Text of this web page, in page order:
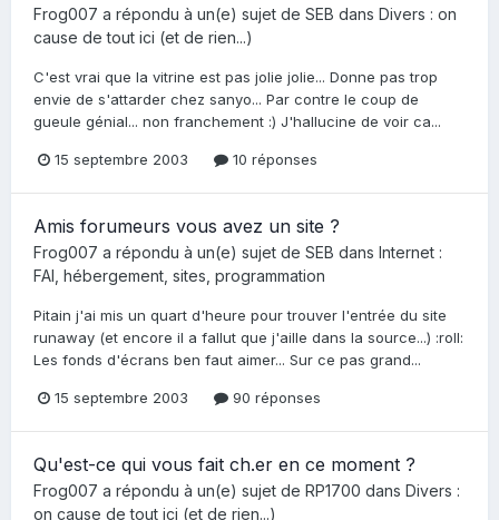
Frog007 a répondu à un(e) sujet de SEB dans Divers : on
cause de tout ici (et de rien...)
C'est vrai que la vitrine est pas jolie jolie... Donne pas trop
envie de s'attarder chez sanyo... Par contre le coup de
gueule génial... non franchement :) J'hallucine de voir ca...
15 septembre 2003 10 réponses
Amis forumeurs vous avez un site ?
Frog007 a répondu à un(e) sujet de SEB dans Internet :
FAI, hébergement, sites, programmation
Pitain j'ai mis un quart d'heure pour trouver l'entrée du site
runaway (et encore il a fallut que j'aille dans la source...) :roll:
Les fonds d'écrans ben faut aimer... Sur ce pas grand...
15 septembre 2003 90 réponses
Qu'est-ce qui vous fait ch.er en ce moment ?
Frog007 a répondu à un(e) sujet de RP1700 dans Divers :
on cause de tout ici (et de rien...)